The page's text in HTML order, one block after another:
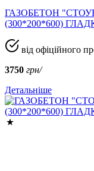
ГАЗОБЕТОН
(300*200*600)
від офіційного
3750 грн/
Детальніше